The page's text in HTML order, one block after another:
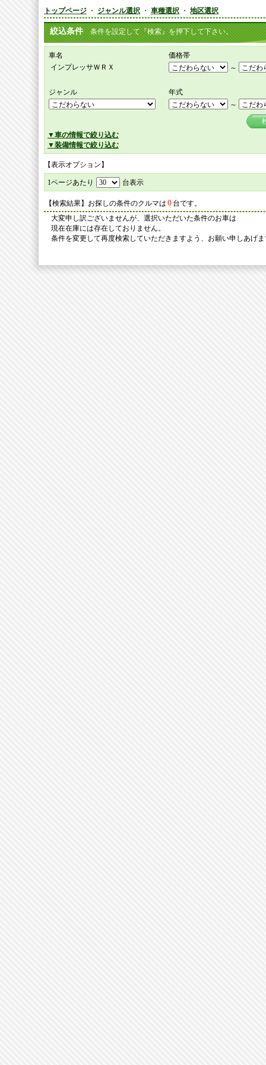
トップページ ・ ジャンル選択 ・ 車種選択 ・ 地区選択
絞込条件 条件を設定して『検索』を押下して下さい。
車名
価格帯
インプレッサＷＲＸ
～
ジャンル
年式
～
▼車の情報で絞り込む
▼装備情報で絞り込む
【表示オプション】
1ページあたり 台表示
【検索結果】お探しの条件のクルマは 0 台です。
大変申し訳ございませんが、選択いただいた条件のお車は
現在在庫には存在しておりません。
条件を変更して再度検索していただきますよう、お願い申しあげ